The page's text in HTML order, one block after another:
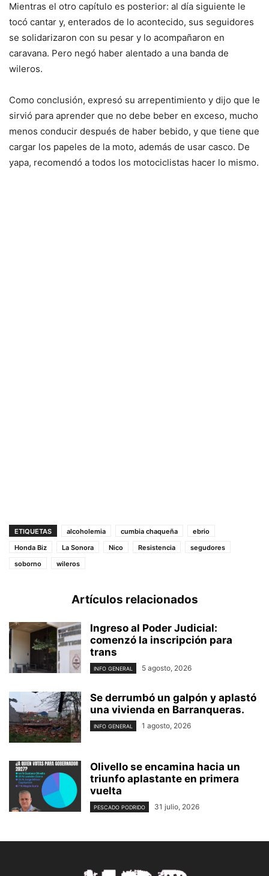
Mientras el otro capítulo es posterior: al día siguiente le
tocó cantar y, enterados de lo acontecido, sus seguidores
se solidarizaron con su pesar y lo acompañaron en
caravana. Pero negó haber alentado a una banda de
wileros.
Como conclusión, expresó su arrepentimiento y dijo que le
sirvió para aprender que no debe beber en exceso, mucho
menos conducir después de haber bebido, y que tiene que
cargar los papeles de la moto, además de usar casco. De
yapa, recomendó a todos los motociclistas hacer lo mismo.
ETIQUETAS alcoholemia cumbia chaqueña
ebrio
Honda Biz
La Sonora Nico Resistencia
segudores
soborno
wileros
Artículos relacionados
Ingreso al Poder Judicial:
comenzó la inscripción para
trans
INFO GENERAL 5 agosto, 2026
Se derrumbó un galpón y aplastó
una vivienda en Barranqueras.
INFO GENERAL 1 agosto, 2026
Olivello se encamina hacia un
triunfo aplastante en primera
vuelta
PESCADO PODRIDO 31 julio, 2026